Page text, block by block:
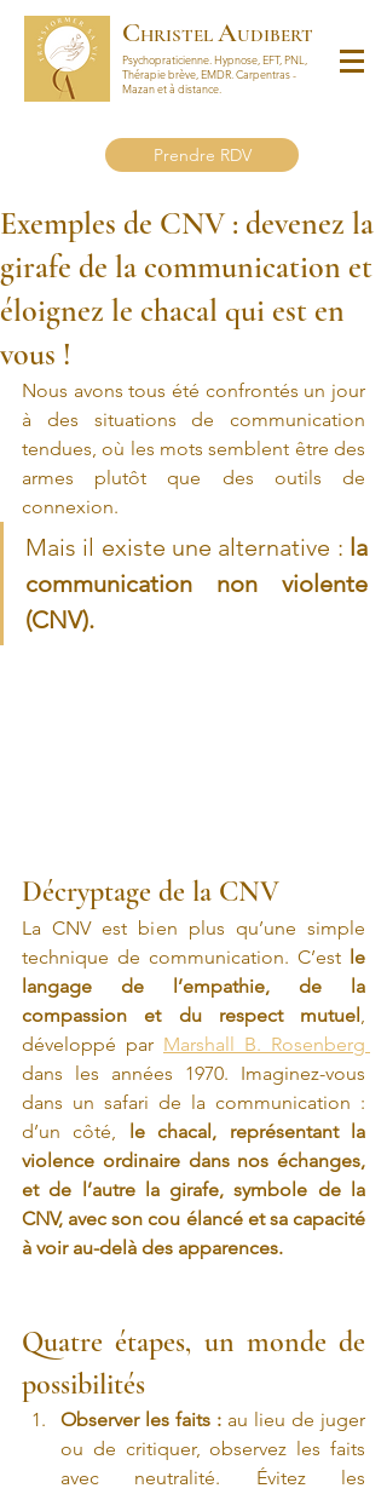
CHRISTEL AUDIBERT
Psychopraticienne. Hypnose, EFT, PNL,
Thérapie brève, EMDR. Carpentras -
Mazan et à distance.
Prendre RDV
Exemples de CNV : devenez la
girafe de la communication et
éloignez le chacal qui est en
vous !
Nous avons tous été confrontés un jour
à des situations de communication
tendues, où les mots semblent être des
armes plutôt que des outils de
connexion.
Mais il existe une alternative : la
communication non violente
(CNV).
Décryptage de la CNV
La CNV est bien plus qu’une simple
technique de communication. C’est le
langage de l’empathie, de la
compassion et du respect mutuel ,
développé par
dans les années 1970. Imaginez-vous
dans un safari de la communication :
d’un côté,
le chacal, représentant la
violence ordinaire dans nos échanges,
et de l’autre la girafe, symbole de la
CNV, avec son cou élancé et sa capacité
à voir au-delà des apparences.
Quatre étapes, un monde de
possibilités
Observer les faits : au lieu de juger
ou de critiquer, observez les faits
avec neutralité. Évitez les